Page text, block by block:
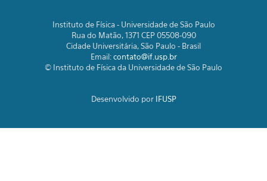
Instituto de Física - Universidade de São Paulo
Rua do Matão, 1371 CEP 05508-090
Cidade Universitária, São Paulo - Brasil
Email:contato@if.usp.br
© Instituto de Física da Universidade de São Paulo
Desenvolvido por IFUSP